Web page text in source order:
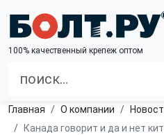
100% качественный крепеж оптом
Главная О компании
Канада говорит и да и нет